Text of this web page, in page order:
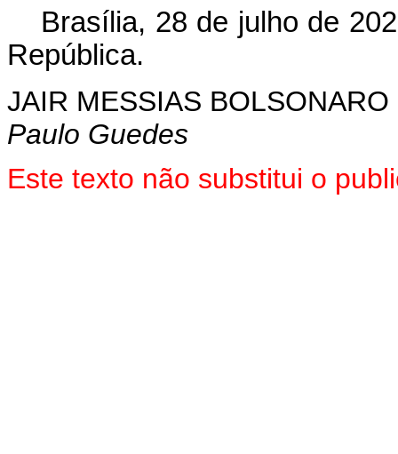
Brasília, 28 de julho de
República.
JAIR MESSIAS BOLSONARO
Paulo Guedes
Este texto não substitui o